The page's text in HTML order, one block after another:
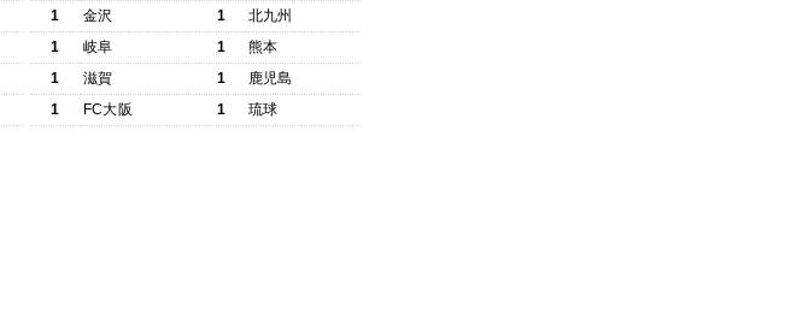
1
金沢 1
北九州
1
岐阜 1
熊本
1
滋賀 1
鹿児島
1
FC大阪 1 琉球